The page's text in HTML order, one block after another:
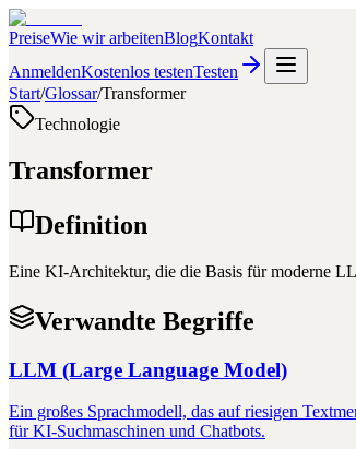
PreiseWie wir arbeitenBlogKontakt
AnmeldenKostenlos testenTesten
Start/Glossar/Transformer
Technologie
Transformer
Definition
Eine KI-Architektur, die die Basis für moderne
Verwandte Begriffe
LLM (Large Language Model)
Ein großes Sprachmodell, das auf riesigen
für KI-Suchmaschinen und Chatbots.